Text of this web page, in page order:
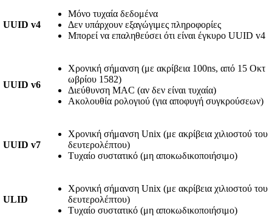
UUID v4
Μόνο τυχαία δεδομένα
Δεν υπάρχουν εξαγώγιμες πληροφορίες
Μπορεί να επαληθεύσει ότι είναι έγκυρο UUID v4
UUID v6
Χρονική σήμανση (με ακρίβεια 100ns, από 15 Οκτ
ωβρίου 1582)
Διεύθυνση MAC (αν δεν είναι τυχαία)
Ακολουθία ρολογιού (για αποφυγή συγκρούσεων)
UUID v7
Χρονική σήμανση Unix (με ακρίβεια χιλιοστού του
δευτερολέπτου)
Τυχαίο συστατικό (μη αποκωδικοποιήσιμο)
ULID
Χρονική σήμανση Unix (με ακρίβεια χιλιοστού του
δευτερολέπτου)
Τυχαίο συστατικό (μη αποκωδικοποιήσιμο)